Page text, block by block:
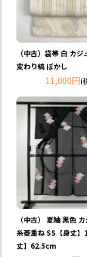
（中古）袋帯 白 カ
変わり縞 ぼかし
11,000円(
（中古） 夏紬 黒色
糸菱重ね SS【身丈
丈】62.5cm